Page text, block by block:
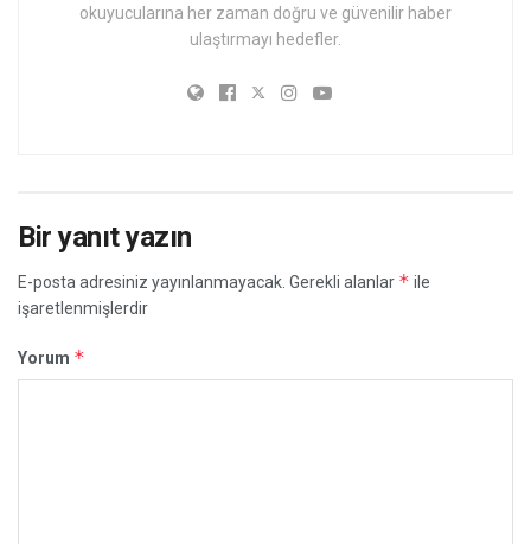
okuyucularına her zaman doğru ve güvenilir haber
ulaştırmayı hedefler.
Bir yanıt yazın
E-posta adresiniz yayınlanmayacak. Gerekli alanlar * ile
işaretlenmişlerdir
Yorum *